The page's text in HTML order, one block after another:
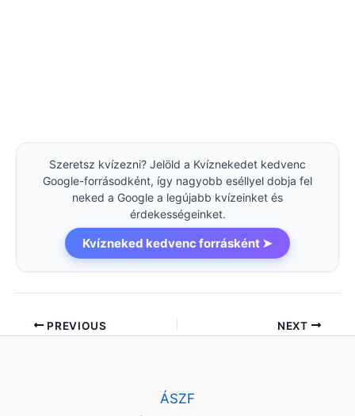
Szeretsz kvízezni? Jelöld a Kvíznekedet kedvenc
Google-forrásodként, így nagyobb eséllyel dobja fel
neked a Google a legújabb kvízeinket és
érdekességeinket.
Kvízneked kedvenc forrásként ➤
PREVIOUS NEXT
ÁSZF